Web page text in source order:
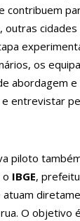
19 acontece
em Manaus
a
400
pode
no
o
de
Manausmed
Federal,
de
contribuem
outras
os
abordagem e
entrevistar
piloto
IBGE,
O objetivo